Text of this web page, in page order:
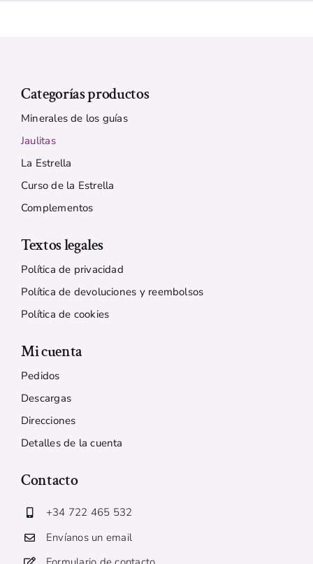
Categorías productos
Minerales de los guías
Jaulitas
La Estrella
Curso de la Estrella
Complementos
Textos legales
Política de privacidad
Política de devoluciones y reembolsos
Política de cookies
Mi cuenta
Pedidos
Descargas
Direcciones
Detalles de la cuenta
Contacto
+34 722 465 532
Envíanos un email